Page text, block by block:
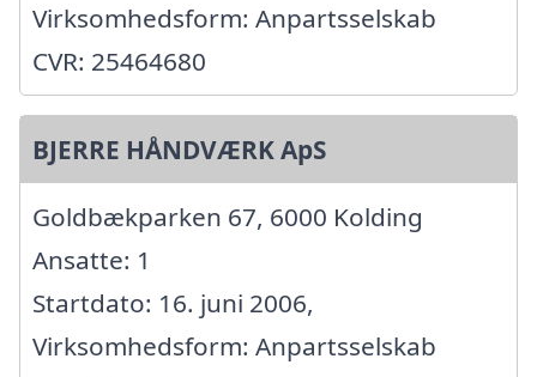
Virksomhedsform: Anpartsselskab
CVR: 25464680
BJERRE HÅNDVÆRK ApS
Goldbækparken 67, 6000 Kolding
Ansatte: 1
Startdato: 16. juni 2006,
Virksomhedsform: Anpartsselskab